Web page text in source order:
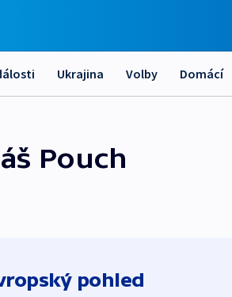
Ukrajina Volby Domácí
Pouch
pohled